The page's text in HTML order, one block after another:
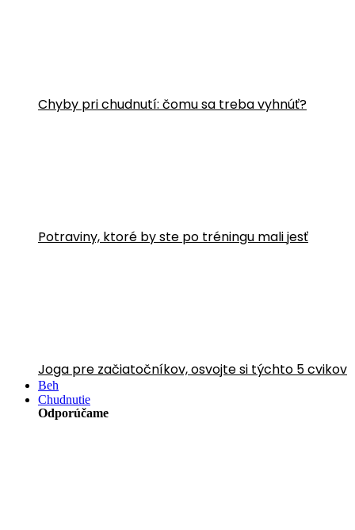
Chyby pri chudnutí: čomu sa treba vyhnúť?
Potraviny, ktoré by ste po tréningu mali jesť
Joga pre začiatočníkov, osvojte si týchto 5 cvikov
Beh
Chudnutie
Odporúčame